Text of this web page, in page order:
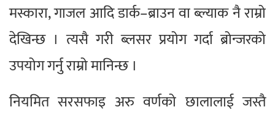
मस्कारा, गाजल आदि डार्क–ब्राउन वा ब्ल्याक नै राम्रो
देखिन्छ । त्यसै गरी ब्लसर प्रयोग गर्दा ब्रोन्जरको
उपयोग गर्नु राम्रो मानिन्छ ।
नियमित सरसफाइ अरु वर्णको छालालाई जस्तै